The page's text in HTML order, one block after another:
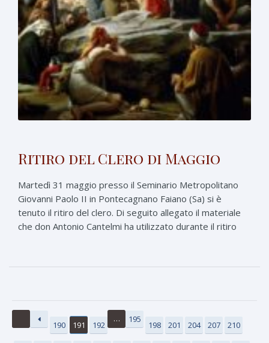
Ritiro del Clero di Maggio
Martedì 31 maggio presso il Seminario Metropolitano
Giovanni Paolo II in Pontecagnano Faiano (Sa) si è
tenuto il ritiro del clero. Di seguito allegato il materiale
che don Antonio Cantelmi ha utilizzato durante il ritiro
190 191 192
… 195
198 201 204 207 210